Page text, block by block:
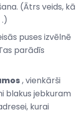
(Ātrs veids, kā
.)
puses izvēlnē
parādīs
, vienkārši
blakus jebkuram
kurai